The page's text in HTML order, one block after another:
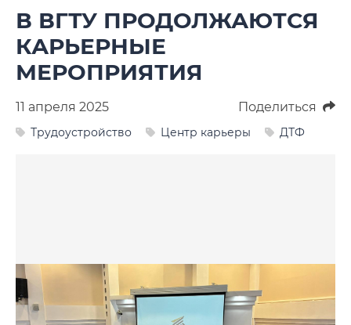
СМИ о нас
Выступления, доклады, интервью
Календарь мероприятий
Анкеты и опросы
Контакты для СМИ
В ВГТУ ПРОДОЛЖАЮТСЯ
КАРЬЕРНЫЕ
МЕРОПРИЯТИЯ
11 апреля 2025 Поделиться
Трудоустройство Центр карьеры ДТФ